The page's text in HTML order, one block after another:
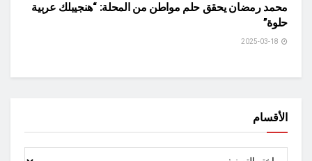
محمد رمضان يحقق حلم مواطن من المحلة: “هنجيبلك عربية
حلوة”
الأقسام
الأقسام